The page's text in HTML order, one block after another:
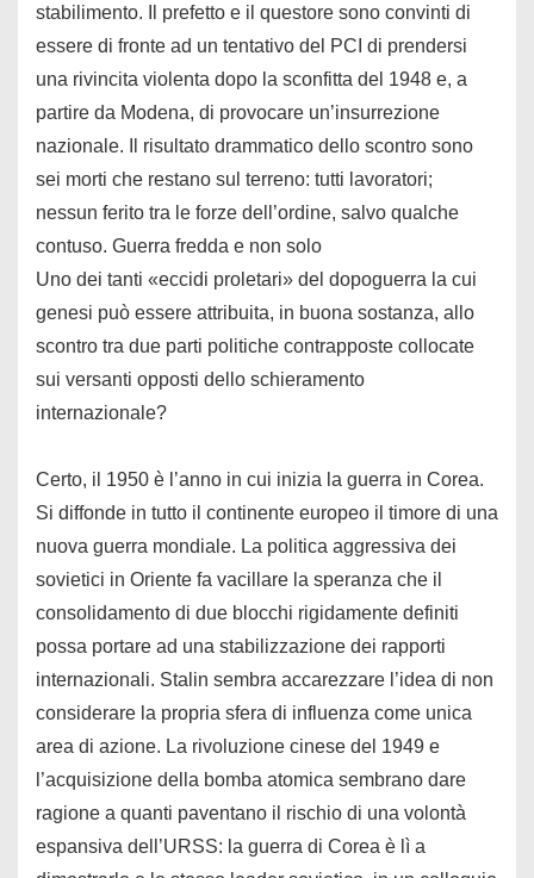
stabilimento. Il prefetto e il questore sono convinti di
essere di fronte ad un tentativo del PCI di prendersi
una rivincita violenta dopo la sconfitta del 1948 e, a
partire da Modena, di provocare un’insurrezione
nazionale. Il risultato drammatico dello scontro sono
sei morti che restano sul terreno: tutti lavoratori;
nessun ferito tra le forze dell’ordine, salvo qualche
contuso. Guerra fredda e non solo
Uno dei tanti «eccidi proletari» del dopoguerra la cui
genesi può essere attribuita, in buona sostanza, allo
scontro tra due parti politiche contrapposte collocate
sui versanti opposti dello schieramento
internazionale?
Certo, il 1950 è l’anno in cui inizia la guerra in Corea.
Si diffonde in tutto il continente europeo il timore di una
nuova guerra mondiale. La politica aggressiva dei
sovietici in Oriente fa vacillare la speranza che il
consolidamento di due blocchi rigidamente definiti
possa portare ad una stabilizzazione dei rapporti
internazionali. Stalin sembra accarezzare l’idea di non
considerare la propria sfera di influenza come unica
area di azione. La rivoluzione cinese del 1949 e
l’acquisizione della bomba atomica sembrano dare
ragione a quanti paventano il rischio di una volontà
espansiva dell’URSS: la guerra di Corea è lì a